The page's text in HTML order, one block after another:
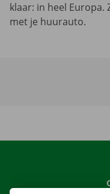
klaar: in heel Europa.
met je huurauto.